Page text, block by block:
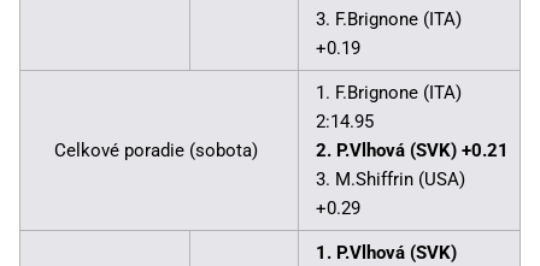
3. F.Brignone (ITA)
+0.19
Celkové poradie (sobota)
1. F.Brignone (ITA)
2:14.95
2. P.Vlhová (SVK) +0.21
3. M.Shiffrin (USA)
+0.29
1. P.Vlhová (SVK)